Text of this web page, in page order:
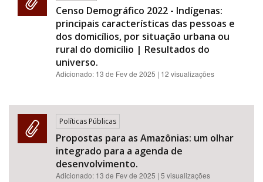
Censo Demográfico 2022 - Indígenas:
principais características das pessoas e
dos domicílios, por situação urbana ou
rural do domicílio | Resultados do
universo.
Adicionado: 13 de Fev de 2025 | 12 visualizações
Políticas Públicas
Propostas para as Amazônias: um olhar
integrado para a agenda de
desenvolvimento.
Adicionado: 13 de Fev de 2025 | 5 visualizações